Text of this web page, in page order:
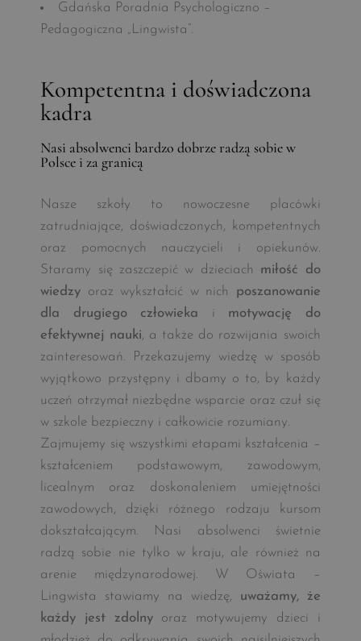
Gdańska Poradnia Psychologiczno –
Pedagogiczna „Lingwista”.
Kompetentna i doświadczona
kadra
Nasi absolwenci bardzo dobrze radzą sobie w
Polsce i za granicą
Nasze szkoły to nowoczesne placówki
zatrudniające, doświadczonych, kompetentnych
oraz pomocnych nauczycieli i opiekunów.
Staramy się zaszczepić w dzieciach miłość do
wiedzy oraz wykształcić w nich poszanowanie
dla drugiego człowieka i motywację do
efektywnej nauki, a także do rozwijania swoich
zainteresowań. Przekazujemy wiedzę w sposób
wyjątkowo przystępny i dbamy o to, by każdy
uczeń otrzymał niezbędne wsparcie oraz czuł się
w szkole bezpieczny i całkowicie rozumiany.
Zajmujemy się wszystkimi etapami kształcenia –
kształceniem podstawowym, zawodowym,
licealnym oraz doskonaleniem umiejętności
zawodowych, dzięki różnego rodzaju kursom
dokształcającym. Nasi absolwenci świetnie
radzą sobie nie tylko w kraju, ale również na
arenie międzynarodowej. W Oświata –
Lingwista stawiamy na wiedzę, uważamy, że
każdy jest zdolnyoraz motywujemy dzieci i